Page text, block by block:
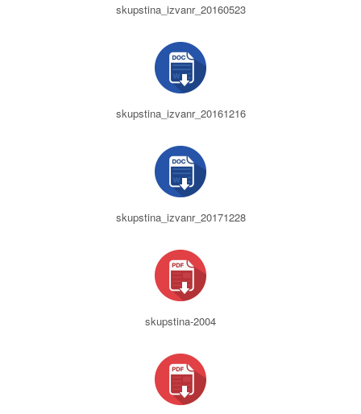
skupstina_izvanr_20160523
skupstina_izvanr_20161216
skupstina_izvanr_20171228
skupstina-2004